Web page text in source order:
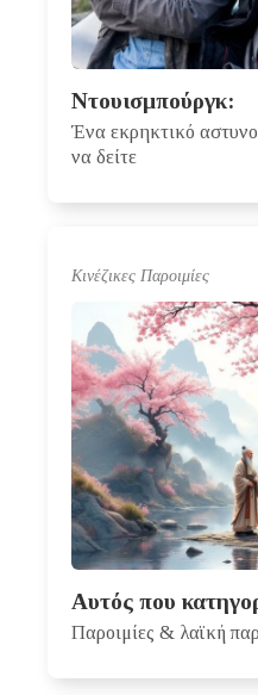
Ντουισμπούργκ:
Ένα εκρηκτικό
να δείτε
Κινέζικες Παροιμίες
Αυτός που
Παροιμίες & λαϊκή